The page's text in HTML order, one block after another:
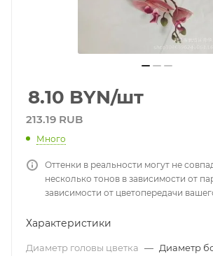
8.10 BYN/шт
213.19 RUB
Много
Оттенки в реальности могут не
несколько тонов в зависимости от
зависимости от цветопередачи
Характеристики
Диаметр головы цветка — Диаметр